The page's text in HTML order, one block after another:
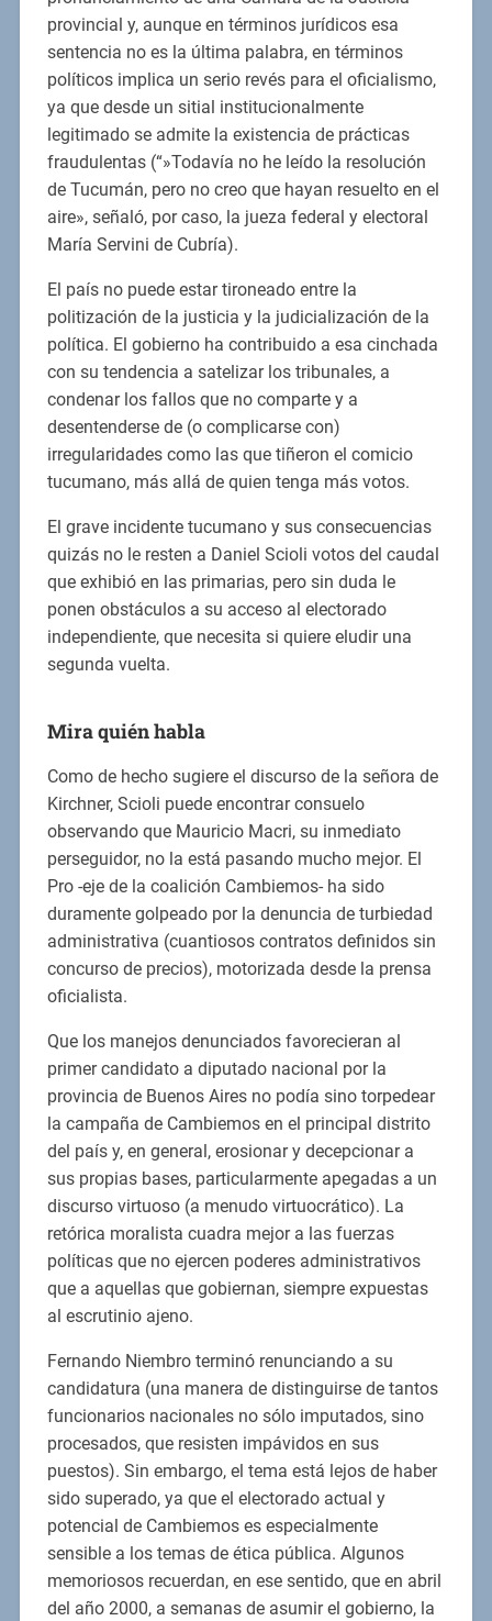
provincial y, aunque en términos jurídicos esa
sentencia no es la última palabra, en términos
políticos implica un serio revés para el oficialismo,
ya que desde un sitial institucionalmente
legitimado se admite la existencia de prácticas
fraudulentas (“»Todavía no he leído la resolución
de Tucumán, pero no creo que hayan resuelto en el
aire», señaló, por caso, la jueza federal y electoral
María Servini de Cubría).
El país no puede estar tironeado entre la
politización de la justicia y la judicialización de la
política. El gobierno ha contribuido a esa cinchada
con su tendencia a satelizar los tribunales, a
condenar los fallos que no comparte y a
desentenderse de (o complicarse con)
irregularidades como las que tiñeron el comicio
tucumano, más allá de quien tenga más votos.
El grave incidente tucumano y sus consecuencias
quizás no le resten a Daniel Scioli votos del caudal
que exhibió en las primarias, pero sin duda le
ponen obstáculos a su acceso al electorado
independiente, que necesita si quiere eludir una
segunda vuelta.
Mira quién habla
Como de hecho sugiere el discurso de la señora de
Kirchner, Scioli puede encontrar consuelo
observando que Mauricio Macri, su inmediato
perseguidor, no la está pasando mucho mejor. El
Pro -eje de la coalición Cambiemos- ha sido
duramente golpeado por la denuncia de turbiedad
administrativa (cuantiosos contratos definidos sin
concurso de precios), motorizada desde la prensa
oficialista.
Que los manejos denunciados favorecieran al
primer candidato a diputado nacional por la
provincia de Buenos Aires no podía sino torpedear
la campaña de Cambiemos en el principal distrito
del país y, en general, erosionar y decepcionar a
sus propias bases, particularmente apegadas a un
discurso virtuoso (a menudo virtuocrático). La
retórica moralista cuadra mejor a las fuerzas
políticas que no ejercen poderes administrativos
que a aquellas que gobiernan, siempre expuestas
al escrutinio ajeno.
Fernando Niembro terminó renunciando a su
candidatura (una manera de distinguirse de tantos
funcionarios nacionales no sólo imputados, sino
procesados, que resisten impávidos en sus
puestos). Sin embargo, el tema está lejos de haber
sido superado, ya que el electorado actual y
potencial de Cambiemos es especialmente
sensible a los temas de ética pública. Algunos
memoriosos recuerdan, en ese sentido, que en abril
del año 2000, a semanas de asumir el gobierno, la